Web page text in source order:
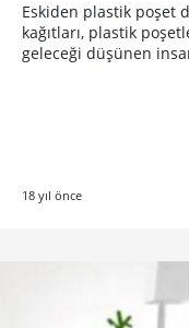
Eskiden plastik poşet
kağıtları, plastik
geleceği düşünen
18 yıl önce